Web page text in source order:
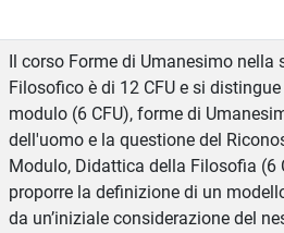
Il corso Forme di Umanesimo
Filosofico è di 12 CFU e si
modulo (6 CFU), forme di
dell'uomo e la questione del
Modulo, Didattica della Filosofia (6
proporre la definizione di un
da un’iniziale considerazione del